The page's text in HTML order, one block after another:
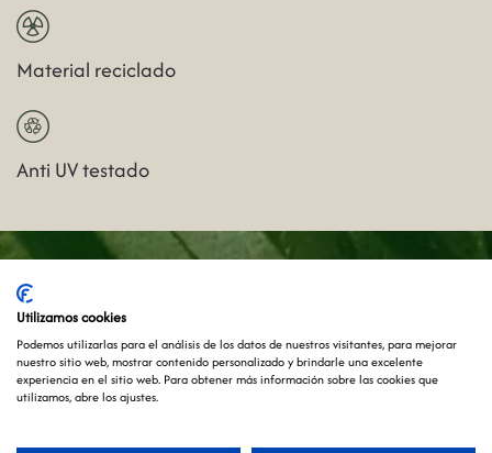
Material reciclado
Anti UV testado
Utilizamos cookies
Podemos utilizarlas para el análisis de los datos de nuestros visitantes, para mejorar
nuestro sitio web, mostrar contenido personalizado y brindarle una excelente
experiencia en el sitio web. Para obtener más información sobre las cookies que
utilizamos, abre los ajustes.